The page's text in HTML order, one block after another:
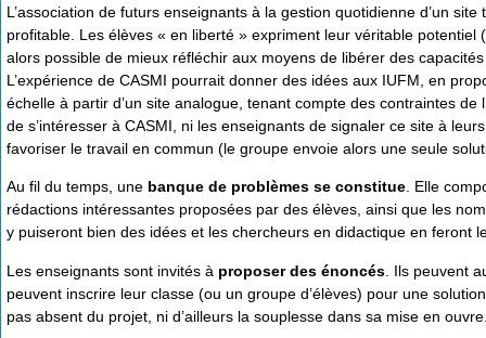
L’association de futurs enseignants à la gestion quotidienne d’un
profitable. Les élèves « en liberté » expriment leur véritable
alors possible de mieux réfléchir aux moyens de libérer des
L’expérience de CASMI pourrait donner des idées aux IUFM, en
échelle à partir d’un site analogue, tenant compte des contraintes
de s’intéresser à CASMI, ni les enseignants de signaler ce site à
favoriser le travail en commun (le groupe envoie alors une seule
Au fil du temps, une banque de problèmes se constitue . Elle
rédactions intéressantes proposées par des élèves, ainsi que les
y puiseront bien des idées et les chercheurs en didactique en feront
Les enseignants sont invités à proposer des énoncés . Ils peuvent
peuvent inscrire leur classe (ou un groupe d’élèves) pour une
pas absent du projet, ni d’ailleurs la souplesse dans sa mise en